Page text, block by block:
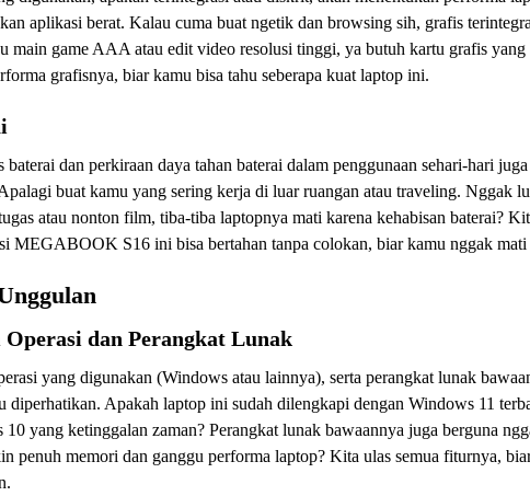
aplikasi berat. Kalau cuma buat ngetik dan browsing sih, grafis
main game AAA atau edit video resolusi tinggi, ya butuh kartu grafis
grafisnya, biar kamu bisa tahu seberapa kuat laptop ini.
baterai dan perkiraan daya tahan baterai dalam penggunaan sehari-hari
buat kamu yang sering kerja di luar ruangan atau traveling. Nggak
atau nonton film, tiba-tiba laptopnya mati karena kehabisan baterai?
MEGABOOK S16 ini bisa bertahan tanpa colokan, biar kamu nggak mati
Operasi dan Perangkat Lunak
yang digunakan (Windows atau lainnya), serta perangkat lunak
diperhatikan. Apakah laptop ini sudah dilengkapi dengan Windows 11
10 yang ketinggalan zaman? Perangkat lunak bawaannya juga berguna
penuh memori dan ganggu performa laptop? Kita ulas semua fiturnya,